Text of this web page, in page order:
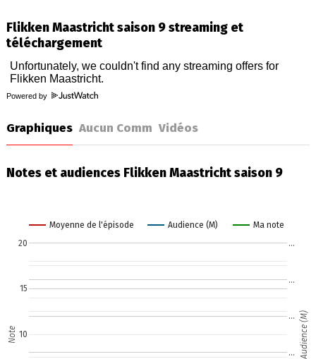
Flikken Maastricht saison 9 streaming et
téléchargement
Powered by
Graphiques Aucun Comm Vidéos
Notes et audiences Flikken Maastricht saison 9
Moyenne de l'épisode Audience (M) Ma note
10
15
20
…
…
…
…
Note Audience (M)